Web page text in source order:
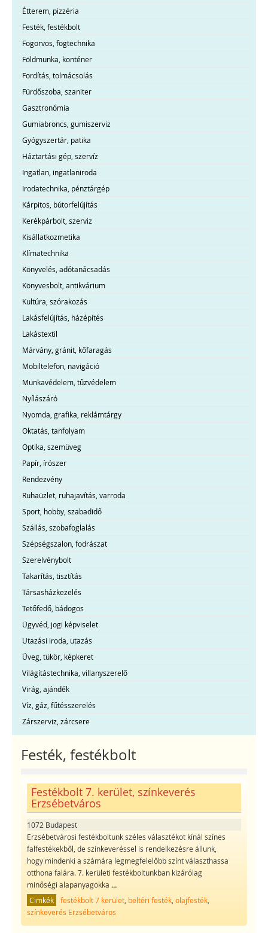
Étterem, pizzéria
Festék, festékbolt
Fogorvos, fogtechnika
Földmunka, konténer
Fordítás, tolmácsolás
Fürdőszoba, szaniter
Gasztronómia
Gumiabroncs, gumiszerviz
Gyógyszertár, patika
Háztartási gép, szervíz
Ingatlan, ingatlaniroda
Irodatechnika, pénztárgép
Kárpitos, bútorfelújítás
Kerékpárbolt, szerviz
Kisállatkozmetika
Klímatechnika
Könyvelés, adótanácsadás
Könyvesbolt, antikvárium
Kultúra, szórakozás
Lakásfelújítás, házépítés
Lakástextil
Márvány, gránit, kőfaragás
Mobiltelefon, navigáció
Munkavédelem, tűzvédelem
Nyílászáró
Nyomda, grafika, reklámtárgy
Oktatás, tanfolyam
Optika, szemüveg
Papír, írószer
Rendezvény
Ruhaüzlet, ruhajavítás, varroda
Sport, hobby, szabadidő
Szállás, szobafoglalás
Szépségszalon, fodrászat
Szerelvénybolt
Takarítás, tisztítás
Társasházkezelés
Tetőfedő, bádogos
Ügyvéd, jogi képviselet
Utazási iroda, utazás
Üveg, tükör, képkeret
Világítástechnika, villanyszerelő
Virág, ajándék
Víz, gáz, fűtésszerelés
Zárszerviz, zárcsere
Festék, festékbolt
Festékbolt 7. kerület, színkeverés
Erzsébetváros
1072 Budapest
Erzsébetvárosi festékboltunk széles választékot kínál színes
falfestékekből, de színkeveréssel is rendelkezésre állunk,
hogy mindenki a számára legmegfelelőbb színt választhassa
otthona falára. 7. kerületi festékboltunkban kizárólag
minőségi alapanyagokka ...
Cimkék festékbolt 7 kerület, beltéri festék, olajfesték,
színkeverés Erzsébetváros